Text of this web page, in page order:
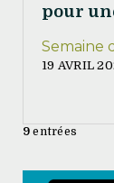
pour
Semaine
19 AVRIL
9 entrées